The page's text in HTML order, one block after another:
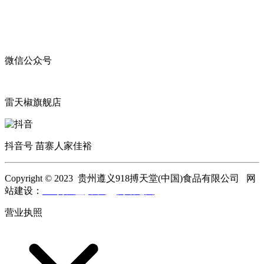
微信公众号
雷天椒旗舰店
抖音号 苗寨人家佳裕
Copyright © 2023 贵州遵义918搏天堂(中国)食品有限公司 网
站建设：
营业执照